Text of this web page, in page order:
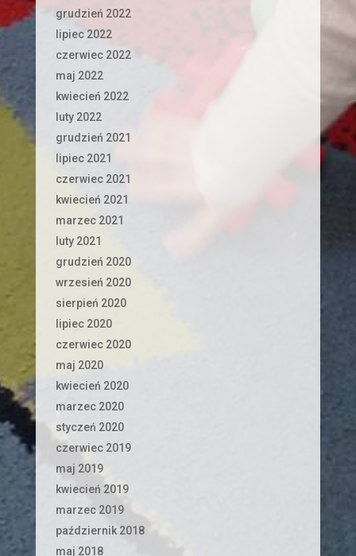
grudzień 2022
lipiec 2022
czerwiec 2022
maj 2022
kwiecień 2022
luty 2022
grudzień 2021
lipiec 2021
czerwiec 2021
kwiecień 2021
marzec 2021
luty 2021
grudzień 2020
wrzesień 2020
sierpień 2020
lipiec 2020
czerwiec 2020
maj 2020
kwiecień 2020
marzec 2020
styczeń 2020
czerwiec 2019
maj 2019
kwiecień 2019
marzec 2019
październik 2018
maj 2018